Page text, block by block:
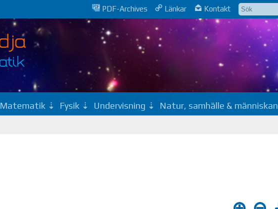
PDF-Archives Länkar Kontakt
Matematik Fysik Undervisning Natur, samhälle & människan